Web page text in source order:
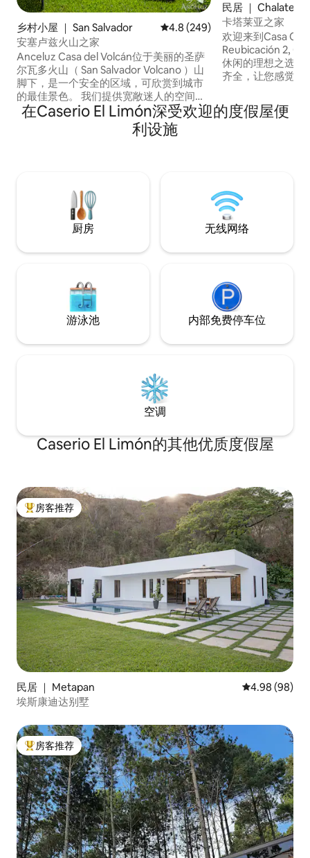
乡村小屋 ｜ San Salvador 平均评分 4.8 分（满分 5 分），
4.8 (249)
安塞卢兹火山之家
Anceluz Casa del Volcán位于美丽的圣萨
尔瓦多火山（ San Salvador Volcano ）山
脚下，是一个安全的区域，可欣赏到城市
的最佳景色。 我们提供宽敞迷人的空间，
四周环绕着大自然，您可以在这里享受难
忘的时刻。 Anceluz Casa del Volcán坐落
在圣萨尔瓦多美丽的火山郊区，坐落在安
民居 ｜
卡塔莱亚之家
欢迎来到Casa
Reubicación 2,
休闲的理想之选。 🛏️ 房源干净整洁，设施
齐全，让您感觉宾至如归。
游目的地。 🚗 我们离该国最高点Cerro El
Pital很近。 拉帕
在Caserio El Limón深受欢迎的度假屋便
利设施
厨房 无线网络
游泳池 内部免费停车位
空调
Caserio El Limón的其他优质度假屋
热门「房客推荐」
房客推荐
民居 ｜ Metapan 平均评分 4.98
4.98 (98)
埃斯康迪达别墅
热门「房客推荐」
房客推荐